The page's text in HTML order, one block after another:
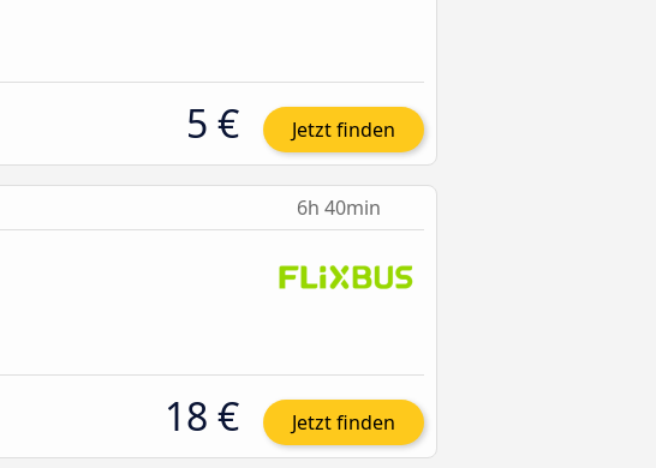
5 € Jetzt finden
6h 40min
18 € Jetzt finden